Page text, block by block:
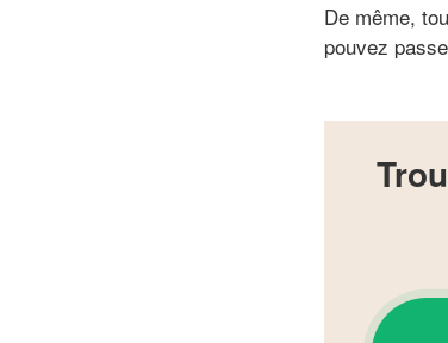
De même,
pouvez